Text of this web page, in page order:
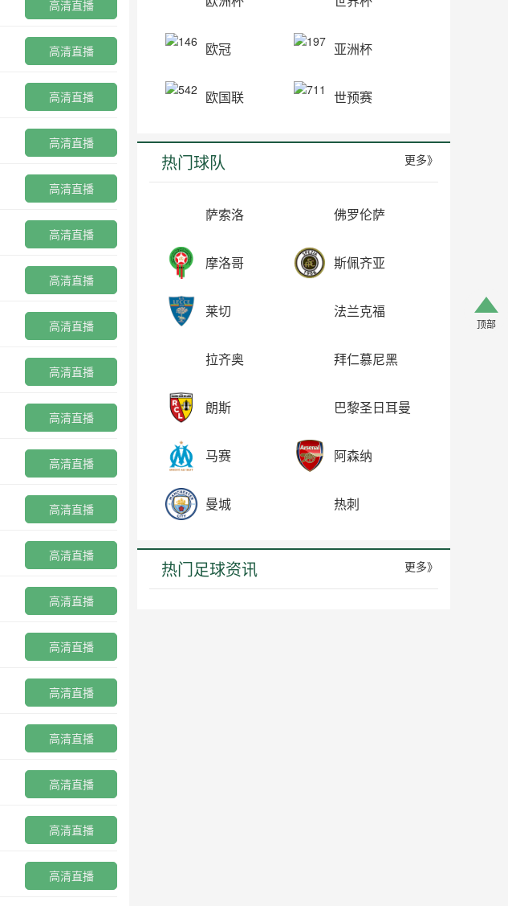
高清直播
高清直播
高清直播
高清直播
高清直播
高清直播
高清直播
高清直播
高清直播
高清直播
高清直播
高清直播
高清直播
高清直播
高清直播
高清直播
高清直播
高清直播
高清直播
高清直播
欧冠 亚洲杯
欧国联 世预赛
热门球队 更多》
萨索洛 佛罗伦萨
摩洛哥 斯佩齐亚
莱切 法兰克福
拉齐奥 拜仁慕尼黑
朗斯 巴黎圣日耳曼
马赛 阿森纳
曼城 热刺
热门足球资讯 更多》
顶部